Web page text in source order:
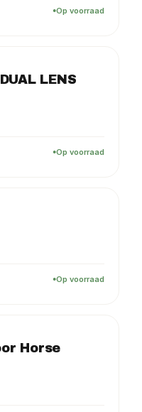
Op voorraad
Op voorraad
Horse
LENS
Op voorraad